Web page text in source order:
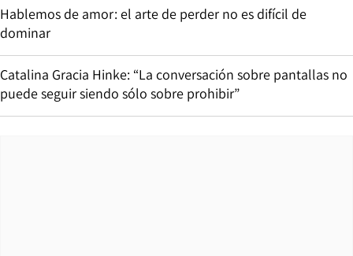
Hablemos de amor: el arte de perder no es difícil de
dominar
Catalina Gracia Hinke: “La conversación sobre pantallas no
puede seguir siendo sólo sobre prohibir”